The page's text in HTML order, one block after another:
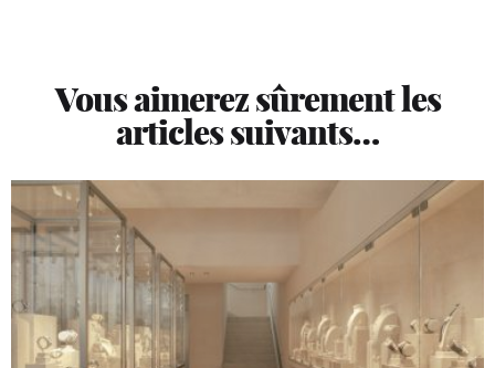
Vous aimerez sûrement les
articles suivants…